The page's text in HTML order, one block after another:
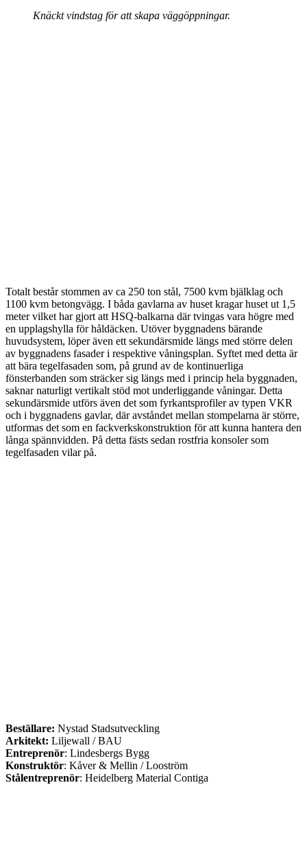
Knäckt vindstag för att skapa väggöppningar.
Totalt består stommen av ca 250 ton stål, 7500 kvm bjälklag och
1100 kvm betongvägg. I båda gavlarna av huset kragar huset ut 1,5
meter vilket har gjort att HSQ-balkarna där tvingas vara högre med
en upplagshylla för håldäcken. Utöver byggnadens bärande
huvudsystem, löper även ett sekundärsmide längs med större delen
av byggnadens fasader i respektive våningsplan. Syftet med detta är
att bära tegelfasaden som, på grund av de kontinuerliga
fönsterbanden som sträcker sig längs med i princip hela byggnaden,
saknar naturligt vertikalt stöd mot underliggande våningar. Detta
sekundärsmide utförs även det som fyrkantsprofiler av typen VKR
och i byggnadens gavlar, där avståndet mellan stompelarna är större,
utformas det som en fackverkskonstruktion för att kunna hantera den
långa spännvidden. På detta fästs sedan rostfria konsoler som
tegelfasaden vilar på.
Beställare: Nystad Stadsutveckling
Arkitekt: Liljewall / BAU
Entreprenör: Lindesbergs Bygg
Konstruktör: Kåver & Mellin / Looström
Stålentreprenör: Heidelberg Material Contiga